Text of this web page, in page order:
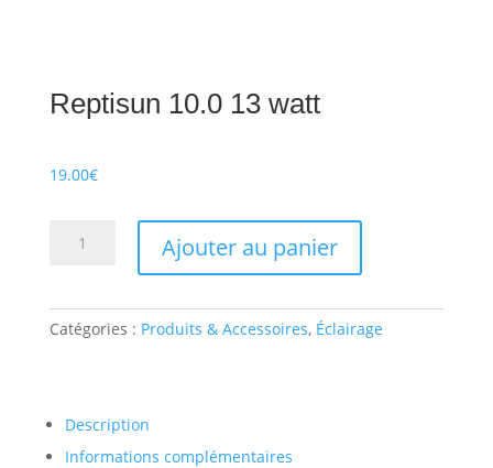
Reptisun 10.0 13 watt
19.00€
10.0
13
Ajouter au panier
Catégories : Produits & Accessoires, Éclairage
Description
Informations complémentaires